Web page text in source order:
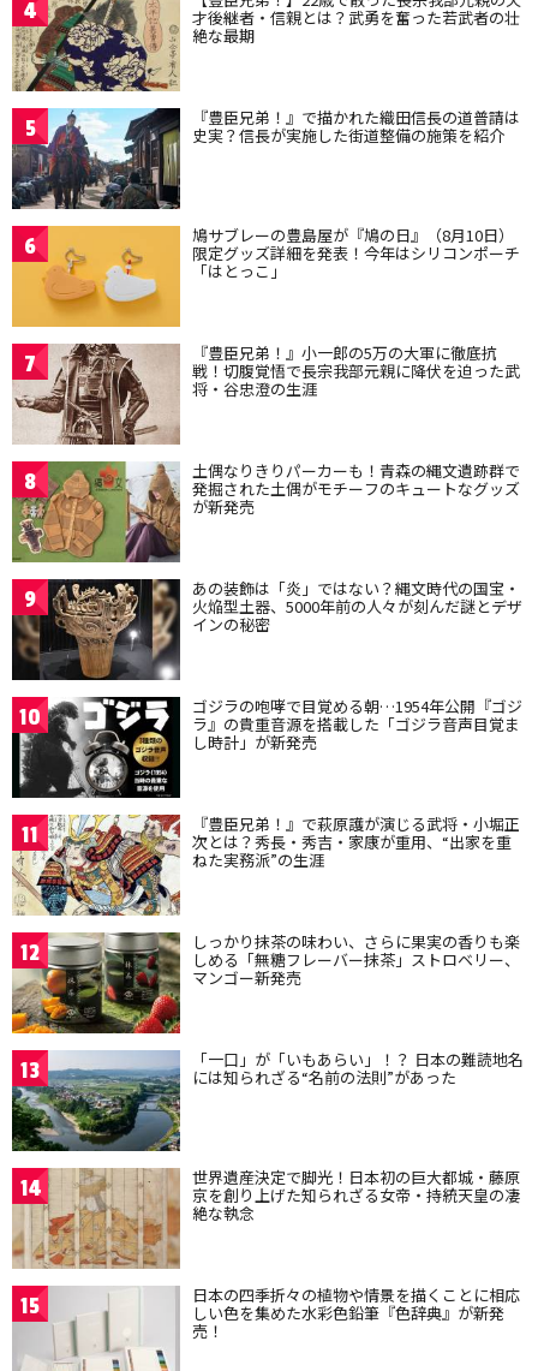
4 才後継者・信親とは？武勇を奮った若武者の壮
絶な最期
5 『豊臣兄弟！』で描かれた織田信長の道普請は
史実？信長が実施した街道整備の施策を紹介
6 鳩サブレーの豊島屋が『鳩の日』（8月10日）
限定グッズ詳細を発表！今年はシリコンポーチ
「はとっこ」
7 『豊臣兄弟！』小一郎の5万の大軍に徹底抗
戦！切腹覚悟で長宗我部元親に降伏を迫った武
将・谷忠澄の生涯
8 土偶なりきりパーカーも！青森の縄文遺跡群で
発掘された土偶がモチーフのキュートなグッズ
が新発売
9 あの装飾は「炎」ではない？縄文時代の国宝・
火焔型土器、5000年前の人々が刻んだ謎とデザ
インの秘密
10 ゴジラの咆哮で目覚める朝…1954年公開『ゴジ
ラ』の貴重音源を搭載した「ゴジラ音声目覚ま
し時計」が新発売
11 『豊臣兄弟！』で萩原護が演じる武将・小堀正
次とは？秀長・秀吉・家康が重用、“出家を重
ねた実務派”の生涯
12 しっかり抹茶の味わい、さらに果実の香りも楽
しめる「無糖フレーバー抹茶」ストロベリー、
マンゴー新発売
13 「一口」が「いもあらい」！？ 日本の難読地名
には知られざる“名前の法則”があった
14 世界遺産決定で脚光！日本初の巨大都城・藤原
京を創り上げた知られざる女帝・持統天皇の凄
絶な執念
15 日本の四季折々の植物や情景を描くことに相応
しい色を集めた水彩色鉛筆『色辞典』が新発
売！